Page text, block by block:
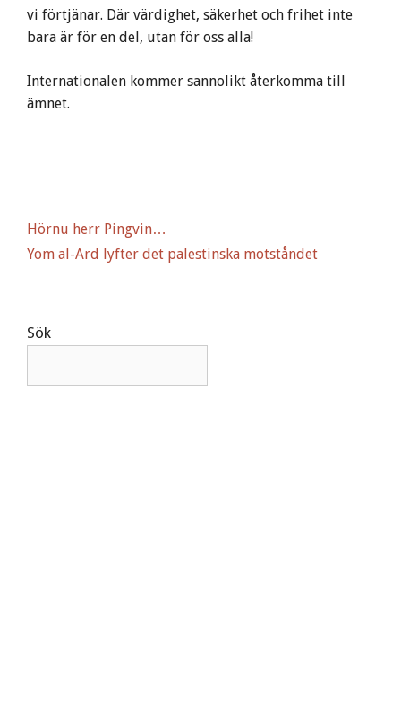
vi förtjänar. Där värdighet, säkerhet och frihet inte
bara är för en del, utan för oss alla!
Internationalen kommer sannolikt återkomma till
ämnet.
Hörnu herr Pingvin…
Yom al-Ard lyfter det palestinska motståndet
Sök